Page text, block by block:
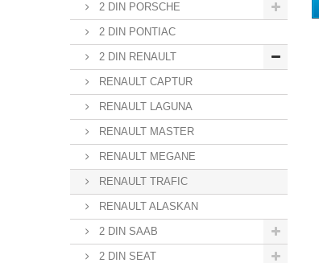
2 DIN PORSCHE
2 DIN PONTIAC
2 DIN RENAULT
RENAULT CAPTUR
RENAULT LAGUNA
RENAULT MASTER
RENAULT MEGANE
RENAULT TRAFIC
RENAULT ALASKAN
2 DIN SAAB
2 DIN SEAT